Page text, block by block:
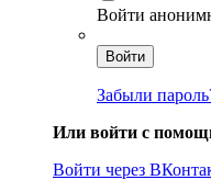
Войти
Войти
Забыли
Или войти с
Войти через